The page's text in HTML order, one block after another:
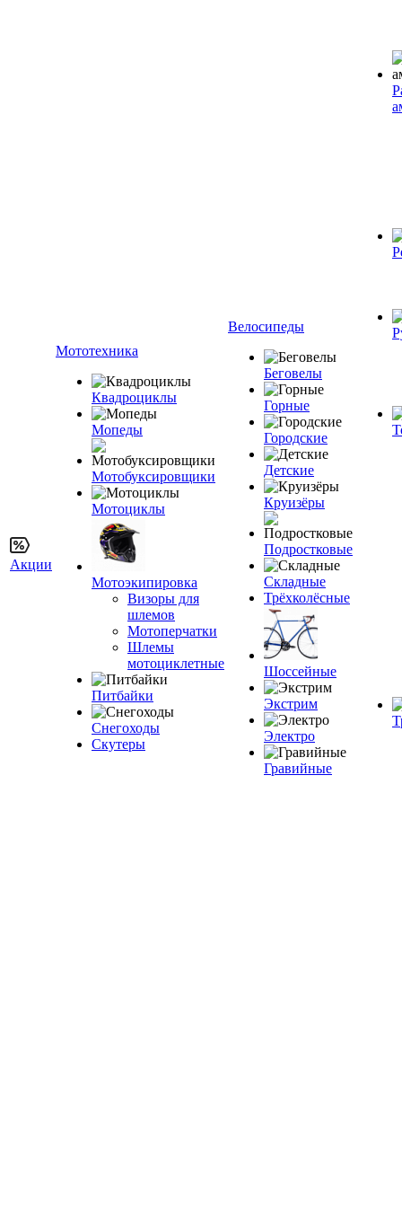
Акции
Мототехника
Квадроциклы
Мопеды
Мотобуксировщики
Мотоциклы
Мотоэкипировка
Визоры для
шлемов
Мотоперчатки
Шлемы
мотоциклетные
Питбайки
Снегоходы
Скутеры
Велосипеды
Беговелы
Горные
Городские
Детские
Круизёры
Подростковые
Складные
Трёхколёсные
Шоссейные
Экстрим
Электро
Гравийные